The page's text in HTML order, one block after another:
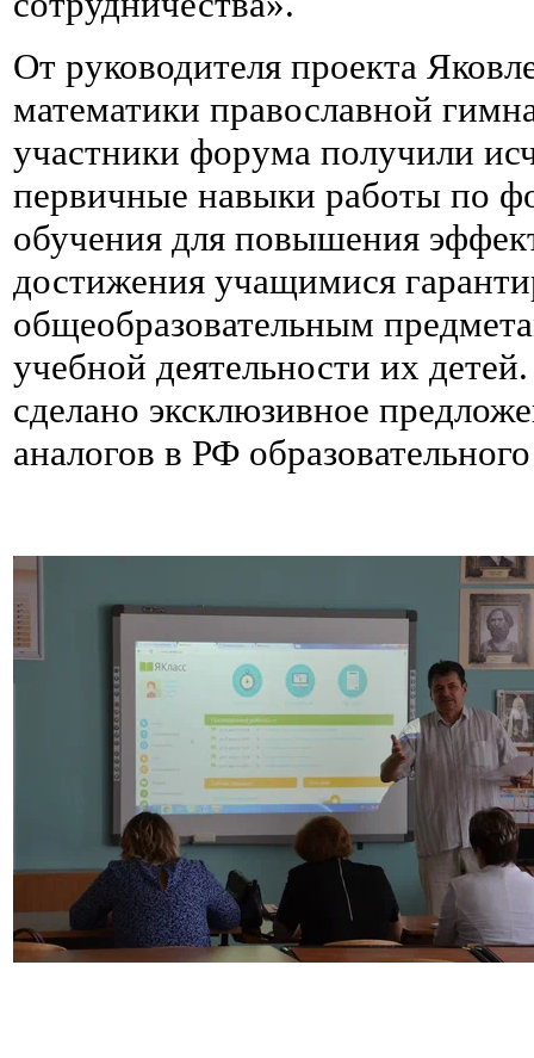
От руководителя проекта
математики православной
участники форума получили
первичные навыки работы по
обучения для повышения
достижения учащимися
общеобразовательным
учебной деятельности их
сделано эксклюзивное
аналогов в РФ